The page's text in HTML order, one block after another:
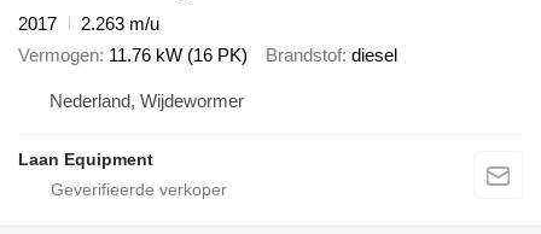
2017
2.263 m/u
Vermogen 11.76 kW (16 PK) Brandstof diesel
Nederland, Wijdewormer
Laan Equipment